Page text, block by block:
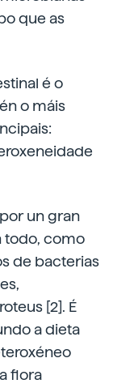
que as
é o
o máis
un gran
todo, como
de bacterias
[2]. É
a dieta
flora